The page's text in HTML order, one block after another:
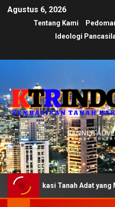
Agustus 6, 2026
Tentang Kami
Ideologi
Tanah Adat yang Mandek di